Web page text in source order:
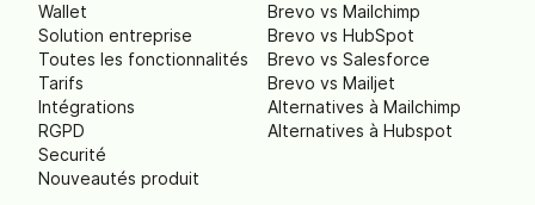
Wallet
Solution entreprise
Toutes les fonctionnalités
Tarifs
Intégrations
RGPD
Securité
Nouveautés produit
Brevo vs Mailchimp
Brevo vs HubSpot
Brevo vs Salesforce
Brevo vs Mailjet
Alternatives à Mailchimp
Alternatives à Hubspot